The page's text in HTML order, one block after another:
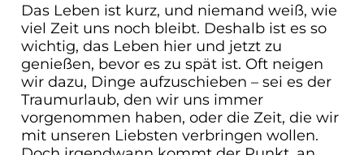
Das Leben ist kurz, und niemand weiß, wie
viel Zeit uns noch bleibt. Deshalb ist es so
wichtig, das Leben hier und jetzt zu
genießen, bevor es zu spät ist. Oft neigen
wir dazu, Dinge aufzuschieben – sei es der
Traumurlaub, den wir uns immer
vorgenommen haben, oder die Zeit, die wir
mit unseren Liebsten verbringen wollen.